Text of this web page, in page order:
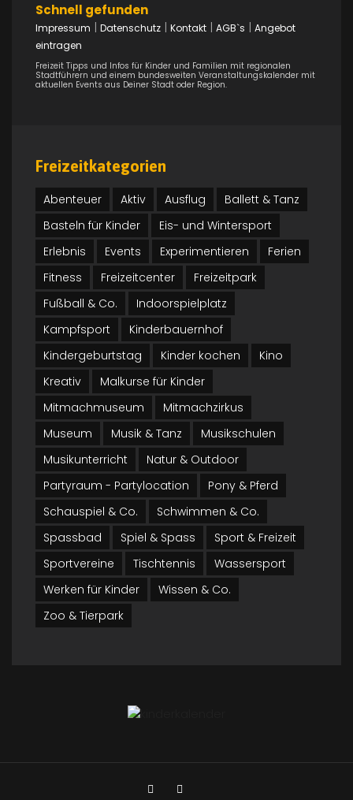
Details
03
Ferien im Familienhotel im Sauerland:
Perfekt für die ganze Familie
Freizeittipps 0 Kommentar
Details
16
NOV.
Kreative Ideen für den nächsten
Kindergeburtstag
Schnell gefunden
Impressum | Datenschutz | Kontakt | AGB`s | Angebot
eintragen
Freizeit Tipps und Infos für Kinder und Familien mit regionalen
Stadtführern und einem bundesweiten Veranstaltungskalender mit
aktuellen Events aus Deiner Stadt oder Region.
Freizeitkategorien
Abenteuer Aktiv Ausflug
Ballett & Tanz
Basteln für Kinder
Eis- und Wintersport
Erlebnis
Events Experimentieren
Ferien
Fitness
Freizeitcenter
Freizeitpark
Fußball & Co.
Indoorspielplatz
Kampfsport
Kinderbauernhof
Kindergeburtstag
Kinder kochen
Kino
Kreativ
Malkurse für Kinder
Mitmachmuseum
Mitmachzirkus
Museum
Musik & Tanz
Musikschulen
Musikunterricht
Natur & Outdoor
Partyraum - Partylocation
Pony & Pferd
Schauspiel & Co.
Schwimmen & Co.
Spassbad
Spiel & Spass
Sport & Freizeit
Sportvereine
Tischtennis
Wassersport
Werken für Kinder
Wissen & Co.
Zoo & Tierpark